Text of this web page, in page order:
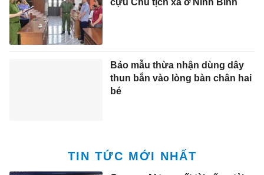
cựu Chủ tịch xã ở Ninh Bình
Bảo mẫu thừa nhận dùng dây
thun bắn vào lòng bàn chân hai
bé
TIN TỨC MỚI NHẤT